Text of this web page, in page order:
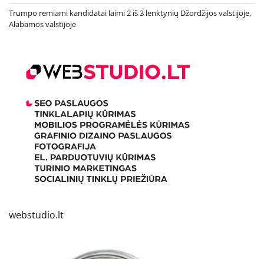
Trumpo remiami kandidatai laimi 2 iš 3 lenktynių Džordžijos valstijoje,
Alabamos valstijoje
webstudio.lt